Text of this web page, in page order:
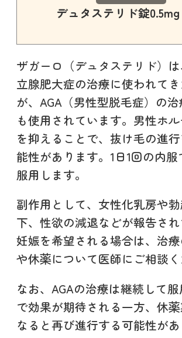
デュタステリド錠0.5mg
ザガーロ（デュタステリド）
立腺肥大症の治療に使われて
が、AGA（男性型脱毛症）の
も使用されています。男性ホ
を抑えることで、抜け毛の進
能性があります。1日1回の内
服用します。
副作用として、女性化乳房や
下、性欲の減退などが報告され
妊娠を希望される場合は、治
や休薬について医師にご相談く
なお、AGAの治療は継続して
で効果が期待される一方、休
なると再び進行する可能性が